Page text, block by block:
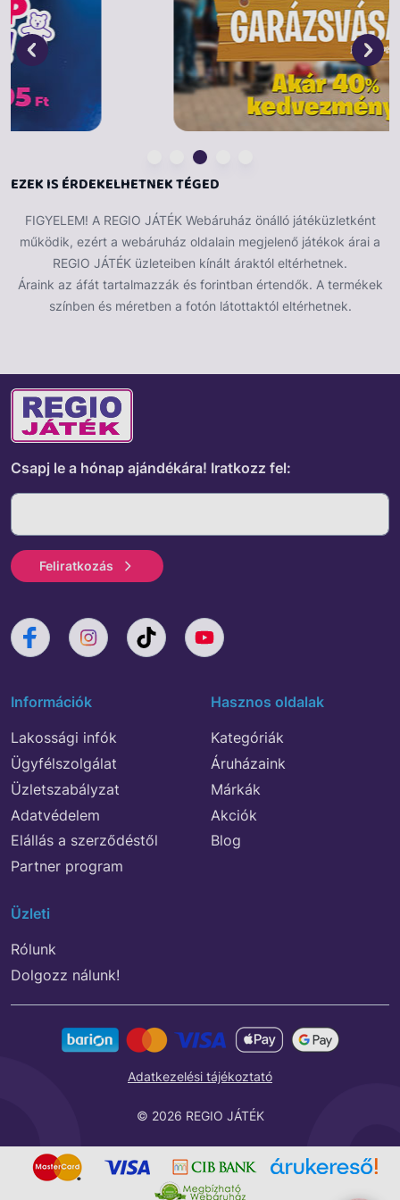
EZEK IS ÉRDEKELHETNEK TÉGED
FIGYELEM! A REGIO JÁTÉK Webáruház önálló játéküzletként
működik, ezért a webáruház oldalain megjelenő játékok árai a
REGIO JÁTÉK üzleteiben kínált áraktól eltérhetnek.
Áraink az áfát tartalmazzák és forintban értendők. A termékek
színben és méretben a fotón látottaktól eltérhetnek.
Csapj le a hónap ajándékára! Iratkozz fel:
Feliratkozás
Információk
Lakossági infók
Ügyfélszolgálat
Üzletszabályzat
Adatvédelem
Elállás a szerződéstől
Partner program
Hasznos oldalak
Kategóriák
Áruházaink
Márkák
Akciók
Blog
Üzleti
Rólunk
Dolgozz nálunk!
© 2026 REGIO JÁTÉK
Adatkezelési tájékoztató